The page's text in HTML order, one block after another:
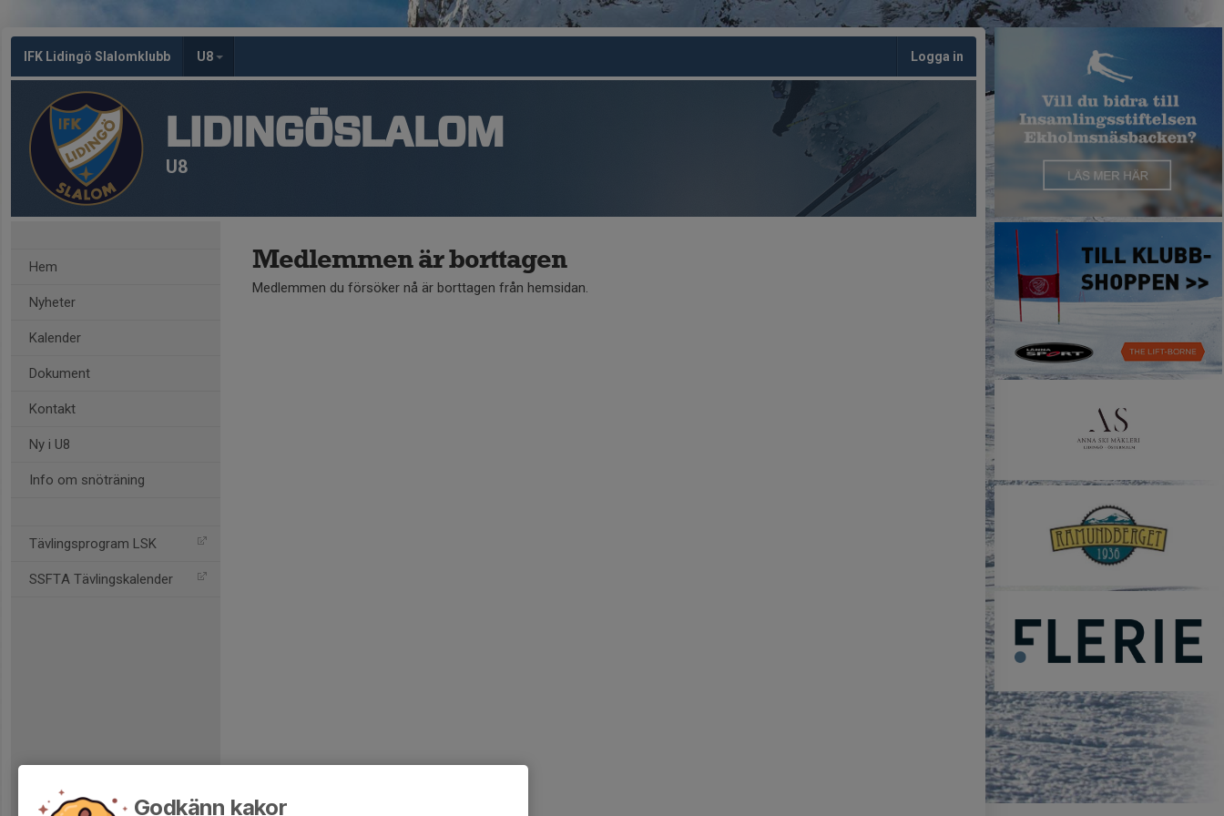
IFK Lidingö Slalomklubb U8 Logga in
LIDINGÖSLALOM
U8
Hem
Nyheter
Kalender
Dokument
Kontakt
Ny i U8
Info om snöträning
Tävlingsprogram LSK
SSFTA Tävlingskalender
Medlemmen är borttagen
Medlemmen du försöker nå är borttagen från hemsidan.
Godkänn kakor